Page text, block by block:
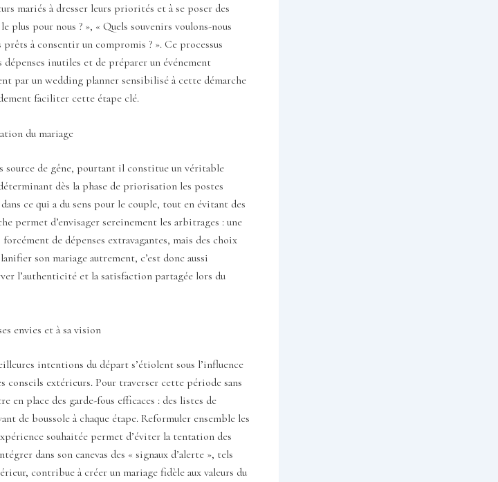
mariés à dresser leurs priorités et à se poser des
plus pour nous ? », « Quels souvenirs voulons-nous
prêts à consentir un compromis ? ». Ce processus
inutiles et de préparer un événement
par un wedding planner sensibilisé à cette démarche
faciliter cette étape clé.
du mariage
de gêne, pourtant il constitue un véritable
dès la phase de priorisation les postes
ce qui a du sens pour le couple, tout en évitant des
permet d’envisager sereinement les arbitrages : une
de dépenses extravagantes, mais des choix
son mariage autrement, c’est donc aussi
l’authenticité et la satisfaction partagée lors du
envies et à sa vision
intentions du départ s’étiolent sous l’influence
conseils extérieurs. Pour traverser cette période sans
en place des garde-fous efficaces : des listes de
de boussole à chaque étape. Reformuler ensemble les
souhaitée permet d’éviter la tentation des
dans son canevas des « signaux d’alerte », tels
contribue à créer un mariage fidèle aux valeurs du